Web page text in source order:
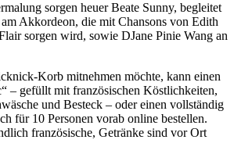
sorgen heuer Beate Sunny, begleitet
Akkordeon, die mit Chansons von Edith
sorgen wird, sowie DJane Pinie Wang an
Korb mitnehmen möchte, kann einen
– gefüllt mit französischen Köstlichkeiten,
und Besteck – oder einen vollständig
für 10 Personen vorab online bestellen.
französische, Getränke sind vor Ort